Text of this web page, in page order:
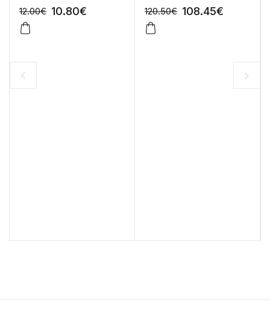
12.00€ 10.80€
-10%
120.50€ 108.45€